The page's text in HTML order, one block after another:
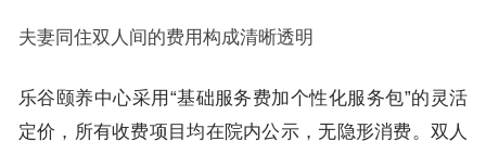
夫妻同住双人间的费用构成清晰透明
乐谷颐养中心采用“基础服务费加个性化服务包”的灵活
定价，所有收费项目均在院内公示，无隐形消费。双人